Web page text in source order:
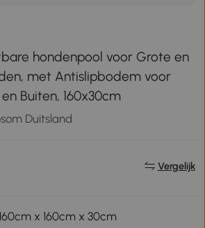
hondenpool voor Grote en
met Antislipbodem voor
Buiten, 160x30cm
Duitsland
Vergelijk
x 160cm x 30cm